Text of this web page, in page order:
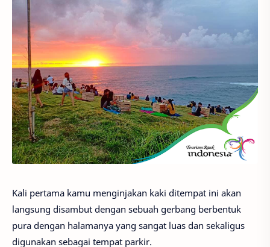
Kali pertama kamu menginjakan kaki ditempat ini akan
langsung disambut dengan sebuah gerbang berbentuk
pura dengan halamanya yang sangat luas dan sekaligus
digunakan sebagai tempat parkir.